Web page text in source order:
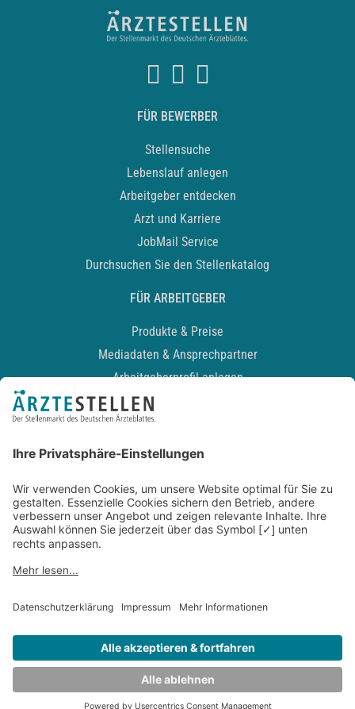
FÜR BEWERBER
Stellensuche
Lebenslauf anlegen
Arbeitgeber entdecken
Arzt und Karriere
JobMail Service
Durchsuchen Sie den Stellenkatalog
FÜR ARBEITGEBER
Produkte & Preise
Mediadaten & Ansprechpartner
Arbeitgeberprofil anlegen
Recruiting-Podcast
Kontakt
Datenschutz
Newsletter
Entwickelt durchJOBIQO